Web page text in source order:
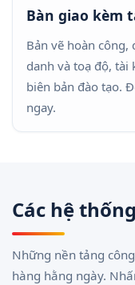
Bàn giao kèm
Bản vẽ hoàn
danh và toạ độ, tài
biên bản đào tạo.
ngay.
Các hệ
Những nền tảng
hàng hằng ngày.